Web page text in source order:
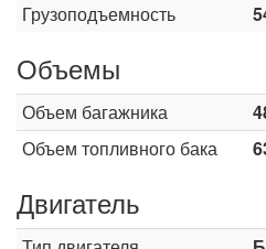
Грузоподъемность
Объемы
Объем багажника
Объем топливного бака
Двигатель